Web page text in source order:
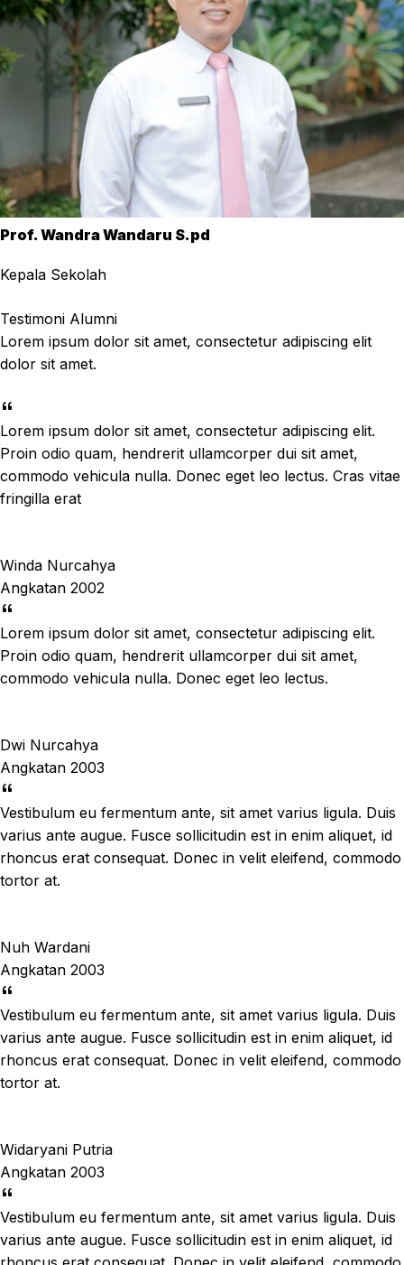
Prof. Wandra Wandaru S.pd
Kepala Sekolah
Testimoni Alumni
Lorem ipsum dolor sit amet, consectetur adipiscing elit
dolor sit amet.
Lorem ipsum dolor sit amet, consectetur adipiscing elit.
Proin odio quam, hendrerit ullamcorper dui sit amet,
commodo vehicula nulla. Donec eget leo lectus. Cras vitae
fringilla erat
Winda Nurcahya
Angkatan 2002
Lorem ipsum dolor sit amet, consectetur adipiscing elit.
Proin odio quam, hendrerit ullamcorper dui sit amet,
commodo vehicula nulla. Donec eget leo lectus.
Dwi Nurcahya
Angkatan 2003
Vestibulum eu fermentum ante, sit amet varius ligula. Duis
varius ante augue. Fusce sollicitudin est in enim aliquet, id
rhoncus erat consequat. Donec in velit eleifend, commodo
tortor at.
Nuh Wardani
Angkatan 2003
Vestibulum eu fermentum ante, sit amet varius ligula. Duis
varius ante augue. Fusce sollicitudin est in enim aliquet, id
rhoncus erat consequat. Donec in velit eleifend, commodo
tortor at.
Widaryani Putria
Angkatan 2003
Vestibulum eu fermentum ante, sit amet varius ligula. Duis
varius ante augue. Fusce sollicitudin est in enim aliquet, id